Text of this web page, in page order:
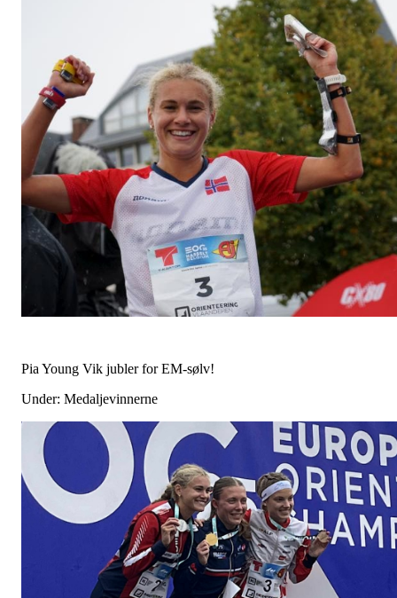
Pia Young Vik jubler for EM-sølv!
Under: Medaljevinnerne